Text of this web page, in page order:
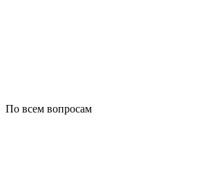
По всем вопросам